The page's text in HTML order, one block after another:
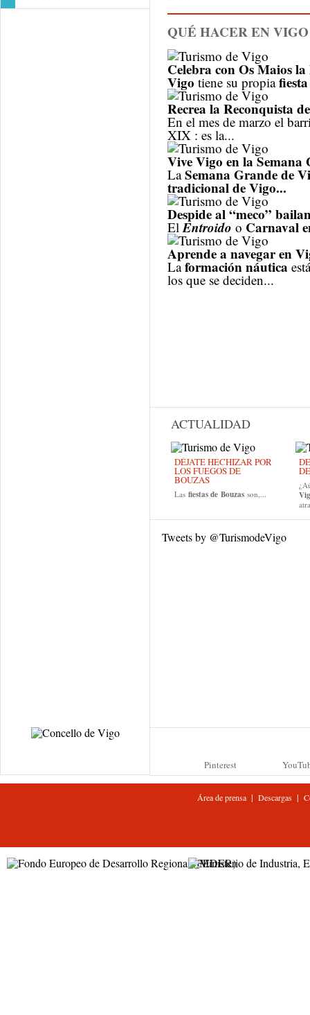
QUÉ HACER EN
Celebra con Os Maios
Vigo tiene su propia
Recrea la Reconquista
En el mes de marzo el
XIX : es la...
Vive Vigo en la Semana
LaSemana Grande de
tradicional de Vigo...
Despide al “meco”
ElEntroido o Carnaval
Aprende a navegar en
Laformación náutica
los que se deciden...
Páginas
ACTUALIDAD
DÉJATE HECHIZAR POR
LOS FUEGOS DE
BOUZAS
Las fiestas de Bouzas son,...
Tweets by @TurismodeVigo
Pinterest
Área de prensa| Descargas|